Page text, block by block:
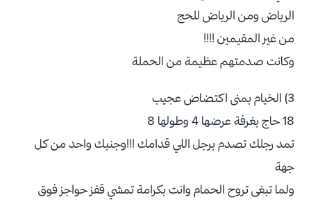
الرياض ومن الرياض للحج
من غير المقيمين !!!!
وكانت صدمتهم عظيمة من الحملة
3) الخيام بمنى اكتضاض عجيب
18 حاج بغرفة عرضها 4 وطولها 8
تمد رجلك تصدم برجل اللي قدامك !!!وجنبك واحد من كل
جهة
ولما تبغى تروح الحمام وانت بكرامة تمشي قفز حواجز فوق